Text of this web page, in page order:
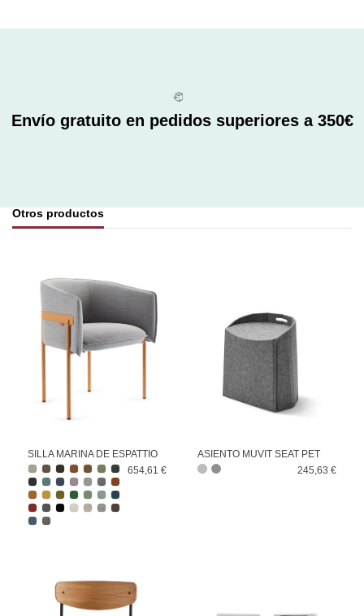
Envío gratuito en pedidos superiores a 350€
Otros productos
SILLA MARINA DE ESPATTIO
654,61 €
ASIENTO MUVIT SEAT PET
245,63 €